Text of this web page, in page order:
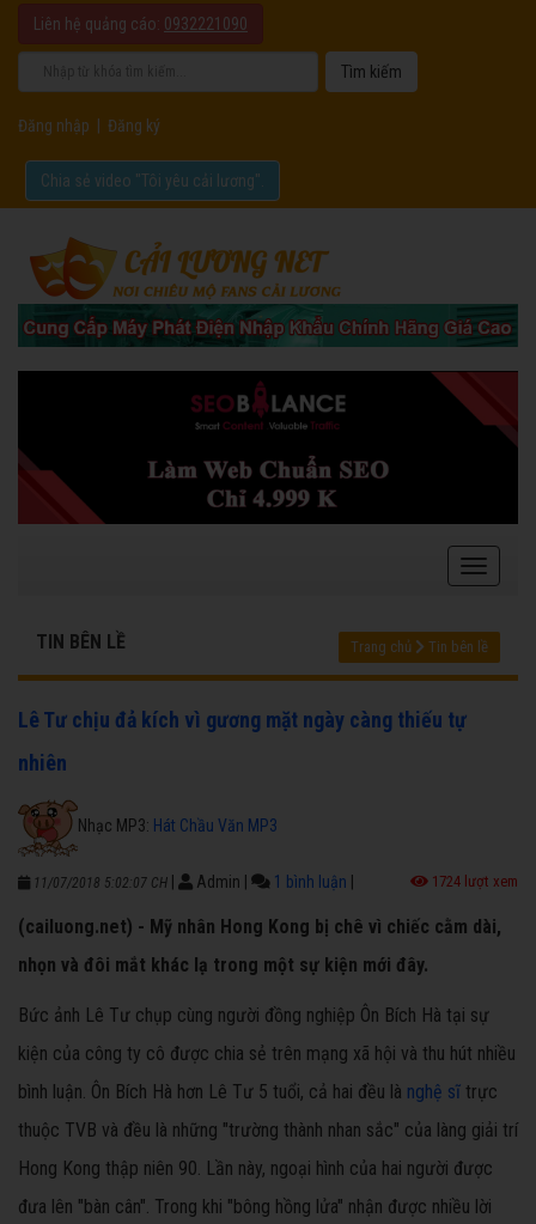
Liên hệ quảng cáo: 0932221090
Đăng nhập Đăng ký
Chia sẻ video "Tôi yêu cải lương".
TIN BÊN LỀ Trang chủ Tin bên lề
Lê Tư chịu đả kích vì gương mặt ngày càng thiếu tự
nhiên
Nhạc MP3: Hát Chầu Văn MP3
11/07/2018 5:02:07 CH Admin 1 bình luận 1724 lượt xem
(cailuong.net) - Mỹ nhân Hong Kong bị chê vì chiếc cằm dài,
nhọn và đôi mắt khác lạ trong một sự kiện mới đây.
Bức ảnh Lê Tư chụp cùng người đồng nghiệp Ôn Bích Hà tại sự
kiện của công ty cô được chia sẻ trên mạng xã hội và thu hút nhiều
bình luận. Ôn Bích Hà hơn Lê Tư 5 tuổi, cả hai đều là nghệ sĩ trực
thuộc TVB và đều là những "trường thành nhan sắc" của làng giải trí
Hong Kong thập niên 90. Lần này, ngoại hình của hai người được
đưa lên "bàn cân". Trong khi "bông hồng lửa" nhận được nhiều lời